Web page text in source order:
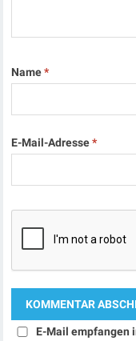
Name*
E-Mail-Adresse*
E-Mail empfangen